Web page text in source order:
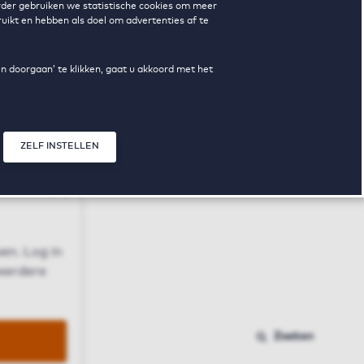
gebruiken we statistische cookies om meer
en hebben als doel om advertenties af te
doorgaan’ te klikken, gaat u akkoord met het
ZELF INSTELLEN
Log in
Zoeken